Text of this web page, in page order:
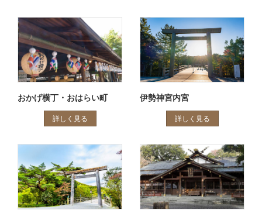
おかげ横丁・おはらい町
詳しく見る
伊勢神宮内宮
詳しく見る